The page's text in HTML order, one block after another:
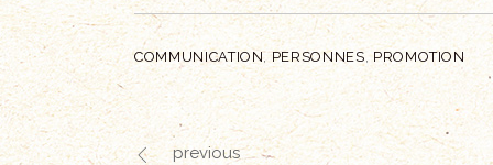
COMMUNICATION,PERSONNES,PROMOTION
previous